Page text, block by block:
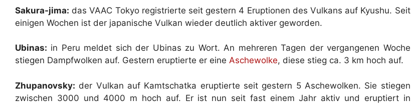
Sakura-jima: das VAAC Tokyo registrierte seit gestern 4 Eruptionen des Vulkans auf Kyushu. Seit
einigen Wochen ist der japanische Vulkan wieder deutlich aktiver geworden.
Ubinas: in Peru meldet sich der Ubinas zu Wort. An mehreren Tagen der vergangenen Woche
stiegen Dampfwolken auf. Gestern eruptierte er eine Aschewolke, diese stieg ca. 3 km hoch auf.
Zhupanovsky: der Vulkan auf Kamtschatka eruptierte seit gestern 5 Aschewolken. Sie stiegen
zwischen 3000 und 4000 m hoch auf. Er ist nun seit fast einem Jahr aktiv und eruptiert in